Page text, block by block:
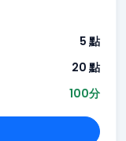
5 點
20 點
100分